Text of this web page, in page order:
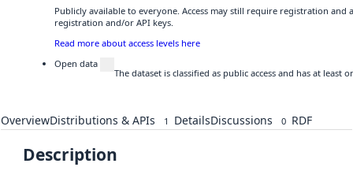
Publicly available to everyone. Access may still require registration and
registration and/or API keys.
Read more about access levels here
Open data
The dataset is classified as public access and has at
OverviewDistributions & APIs 1 DetailsDiscussions 0 RDF
Description